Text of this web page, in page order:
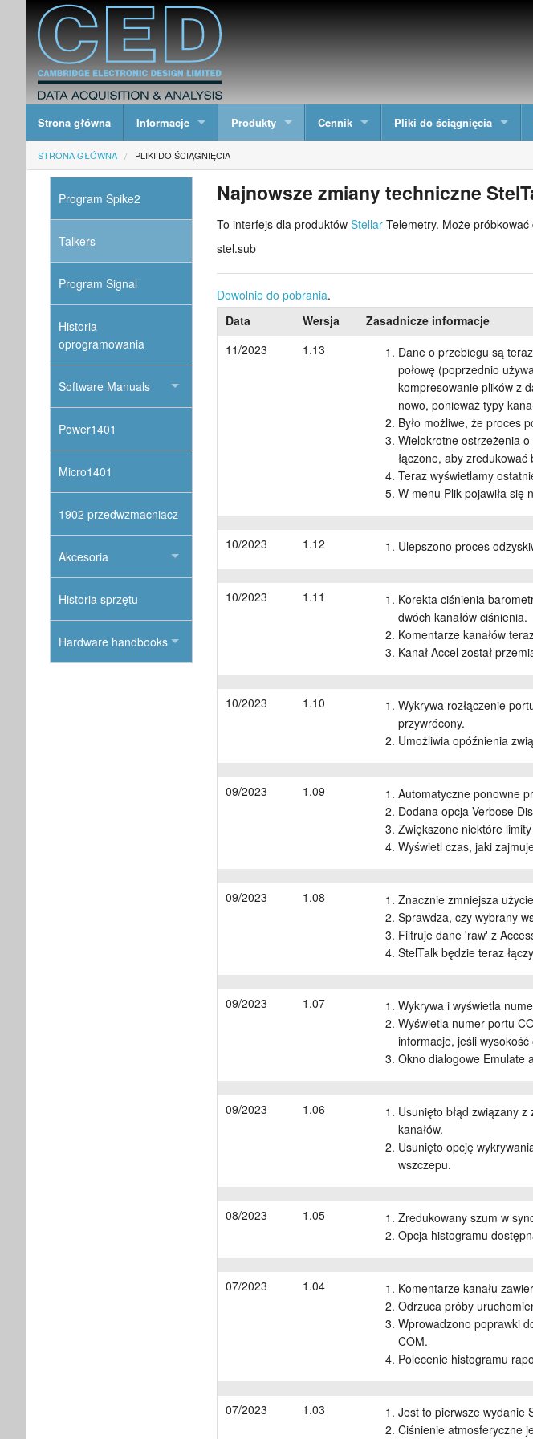
Strona główna Informacje Produkty Cennik Pliki do ściągnięcia
STRONA GŁÓWNA PLIKI DO ŚCIĄGNIĘCIA
Najnowsze zmiany techniczne
To interfejs dla produktówStellar Telemetry. Może próbkować
stel.sub
Dowolnie do pobrania.
Data
Wersja
Zasadnicze informacje
11/2023
1.13
Dane o przebiegu są
połowę (poprzednio
kompresowanie plików z
nowo, ponieważ typy
Było możliwe, że proces
Wielokrotne ostrzeżenia o
łączone, aby zredukować
Teraz wyświetlamy
W menu Plik pojawiła się
10/2023 1.12 Ulepszono proces
10/2023 1.11
Korekta ciśnienia
dwóch kanałów ciśnienia.
Komentarze kanałów
Kanał Accel został
10/2023 1.10
Wykrywa rozłączenie
przywrócony.
Umożliwia opóźnienia
09/2023 1.09
Automatyczne ponowne
Dodana opcja Verbose
Zwiększone niektóre
Wyświetl czas, jaki
09/2023 1.08
Znacznie zmniejsza
Sprawdza, czy wybrany
Filtruje dane 'raw' z
StelTalk będzie teraz
09/2023 1.07
Wykrywa i wyświetla
Wyświetla numer portu
informacje, jeśli
Okno dialogowe Emulate
09/2023 1.06
Usunięto błąd związany
kanałów.
Usunięto opcję
wszczepu.
08/2023 1.05
Zredukowany szum w
Opcja histogramu
07/2023 1.04
Komentarze kanału
Odrzuca próby
Wprowadzono poprawki
COM.
Polecenie histogramu
07/2023 1.03
Jest to pierwsze wydanie
Ciśnienie atmosferyczne
Program Spike2
Talkers
Program Signal
Historia
oprogramowania
Software Manuals
Power1401
Micro1401
1902 przedwzmacniacz
Akcesoria
Historia sprzętu
Hardware handbooks